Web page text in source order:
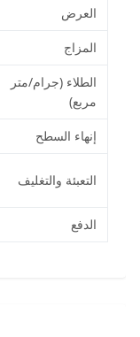
العرض
المزاج
الطلاء (جرام/متر
إنهاء السطح
التعبئة والتغليف